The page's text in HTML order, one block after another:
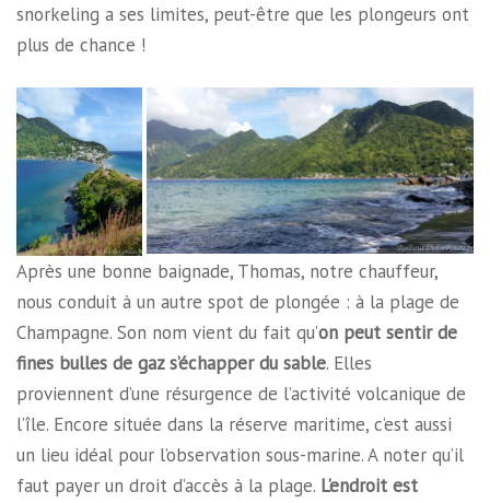
snorkeling a ses limites, peut-être que les plongeurs ont
plus de chance !
Après une bonne baignade, Thomas, notre chauffeur,
nous conduit à un autre spot de plongée : à la plage de
Champagne. Son nom vient du fait qu’on peut sentir de
fines bulles de gaz s’échapper du sable. Elles
proviennent d’une résurgence de l’activité volcanique de
l’île. Encore située dans la réserve maritime, c’est aussi
un lieu idéal pour l’observation sous-marine. A noter qu’il
faut payer un droit d’accès à la plage. L’endroit est